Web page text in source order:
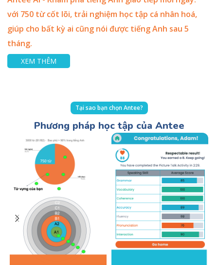
với 750 từ cốt lõi, trải nghiệm học tập cá nhân hoá,
giúp cho bất kỳ ai cũng nói được tiếng Anh sau 5
tháng.
XEM THÊM
Tại sao bạn chọn Antee?
Phương pháp học tập của Antee